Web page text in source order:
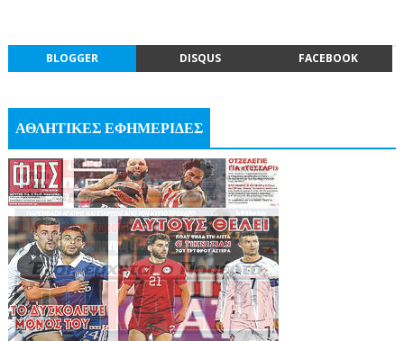
BLOGGER DISQUS FACEBOOK
ΑΘΛΗΤΙΚΕΣ ΕΦΗΜΕΡΙΔΕΣ